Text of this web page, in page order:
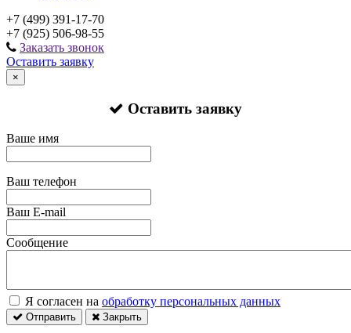
+7 (499) 391-17-70
+7 (925) 506-98-55
Заказать звонок
Оставить заявку
×
Оставить заявку
Ваше имя
Ваш телефон
Ваш E-mail
Сообщение
Я согласен на обработку персональных данных
Отправить Закрыть